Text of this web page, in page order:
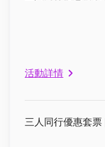
活動詳情
三人同行優惠套票